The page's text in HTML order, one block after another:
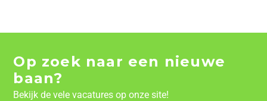
Op zoek naar een nieuwe
baan?
Bekijk de vele vacatures op onze site!